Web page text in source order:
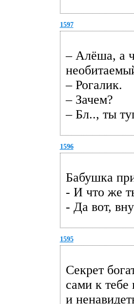
1597
– Алёша, а
– Рогалик.
– Зачем?
– Бл.., ты
1596
Бабушка
- И что же
- Да вот,
1595
Секрет
сами к тебе
и